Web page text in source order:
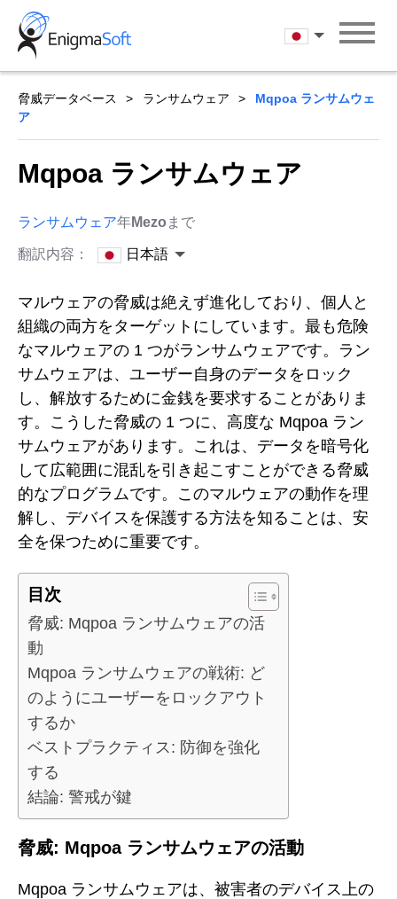
Skip
content
日本語
脅威データベース ランサムウェア
Mqpoa ランサムウェ
ア
Mqpoa ランサムウェア
ランサムウェア年Mezo まで
翻訳内容： 日本語
マルウェアの脅威は絶えず進化しており、個人と
組織の両方をターゲットにしています。最も危険
なマルウェアの 1 つがランサムウェアです。ラン
サムウェアは、ユーザー自身のデータをロック
し、解放するために金銭を要求することがありま
す。こうした脅威の 1 つに、高度な Mqpoa ラン
サムウェアがあります。これは、データを暗号化
して広範囲に混乱を引き起こすことができる脅威
的なプログラムです。このマルウェアの動作を理
解し、デバイスを保護する方法を知ることは、安
全を保つために重要です。
目次
脅威: Mqpoa ランサムウェアの活
動
Mqpoa ランサムウェアの戦術: ど
のようにユーザーをロックアウト
するか
ベストプラクティス: 防御を強化
する
結論: 警戒が鍵
脅威: Mqpoa ランサムウェアの活動
Mqpoa ランサムウェアは、被害者のデバイス上の